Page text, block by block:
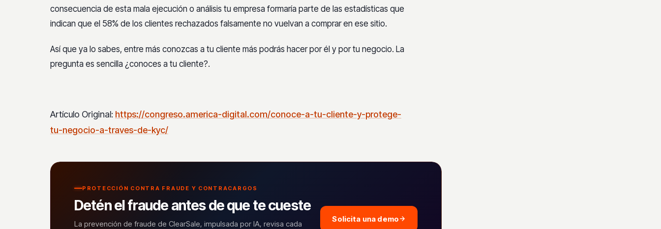
consecuencia de esta mala ejecución o análisis tu empresa formaría parte de las estadísticas que
indican que el 58% de los clientes rechazados falsamente no vuelvan a comprar en ese sitio.
Así que ya lo sabes, entre más conozcas a tu cliente más podrás hacer por él y portu negocio. La
pregunta es sencilla ¿conoces a tu cliente?.
Artículo Original: https://congreso.america-digital.com/conoce-a-tu-cliente-y-protege-
tu-negocio-a-traves-de-kyc/
PROTECCIÓN CONTRA FRAUDE Y CONTRACARGOS
Detén el fraude antes de que te cueste
La prevención de fraude de ClearSale, impulsada por IA, revisa cada
Solicita una demo